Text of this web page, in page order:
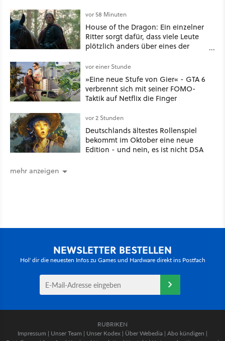
vor 58 Minuten
House of the Dragon: Ein einzelner
Ritter sorgt dafür, dass viele Leute
plötzlich anders über eines der
Thrones denken
vor einer Stunde
»Eine neue Stufe von Gier« - GTA 6
verbrennt sich mit seiner FOMO-
Taktik auf Netflix die Finger
vor 2 Stunden
Deutschlands ältestes Rollenspiel
bekommt im Oktober eine neue
Edition - und nein, es ist nicht DSA
mehr anzeigen
NEWSLETTER BESTELLEN
Hol' dir die neuesten Infos zu Games und Hardware direkt ins Postfach
RUBRIKEN
Impressum | Unser Team | Unser Kodex | Über Webedia | Abo kündigen |